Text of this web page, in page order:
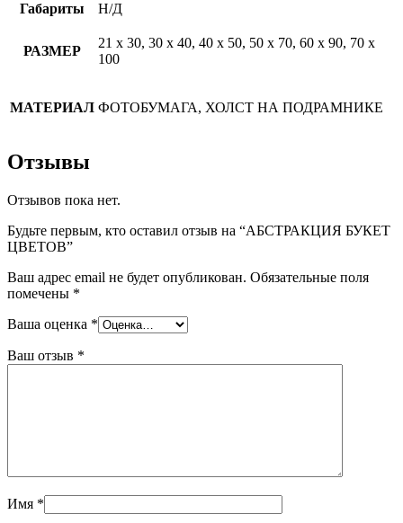
Габариты
Н/Д
РАЗМЕР
21 х 30, 30 х 40, 40 х 50, 50 х 70, 60 х 90, 70 х
100
МАТЕРИАЛ ФОТОБУМАГА, ХОЛСТ НА ПОДРАМНИКЕ
Отзывы
Отзывов пока нет.
Будьте первым, кто оставил отзыв на “АБСТРАКЦИЯ БУКЕТ
ЦВЕТОВ”
Ваш адрес email не будет опубликован. Обязательные поля
помечены *
Ваша оценка *
Ваш отзыв *
Имя *